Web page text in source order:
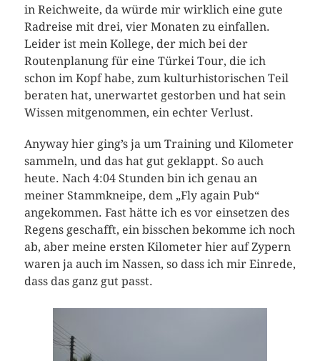
in Reichweite, da würde mir wirklich eine gute
Radreise mit drei, vier Monaten zu einfallen.
Leider ist mein Kollege, der mich bei der
Routenplanung für eine Türkei Tour, die ich
schon im Kopf habe, zum kulturhistorischen Teil
beraten hat, unerwartet gestorben und hat sein
Wissen mitgenommen, ein echter Verlust.
Anyway hier ging’s ja um Training und Kilometer
sammeln, und das hat gut geklappt. So auch
heute. Nach 4:04 Stunden bin ich genau an
meiner Stammkneipe, dem „Fly again Pub“
angekommen. Fast hätte ich es vor einsetzen des
Regens geschafft, ein bisschen bekomme ich noch
ab, aber meine ersten Kilometer hier auf Zypern
waren ja auch im Nassen, so dass ich mir Einrede,
dass das ganz gut passt.